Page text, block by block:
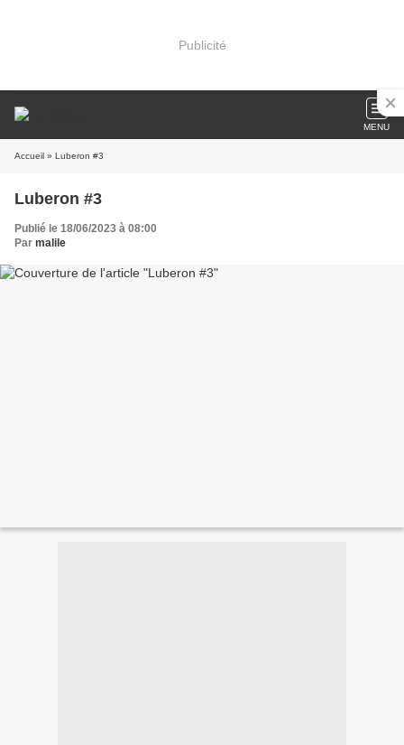
Publicité
MENU
Accueil » Luberon #3
Luberon #3
Publié le 18/06/2023 à 08:00
Par malile